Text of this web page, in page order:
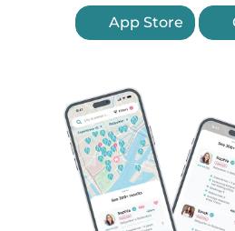
App Store